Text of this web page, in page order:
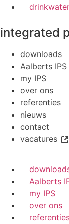
integrated
downloads
Aalberts
my IPS
over ons
referenties
nieuws
contact
vacatures
Aalberts
my IPS
over ons